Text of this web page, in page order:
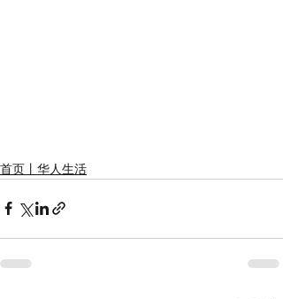
首页丨华人生活